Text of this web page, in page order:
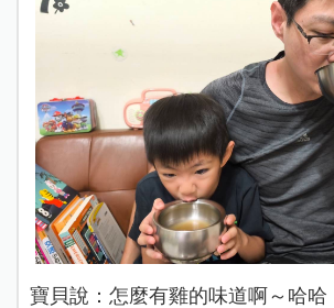
寶貝說：怎麼有雞的味道啊～哈哈